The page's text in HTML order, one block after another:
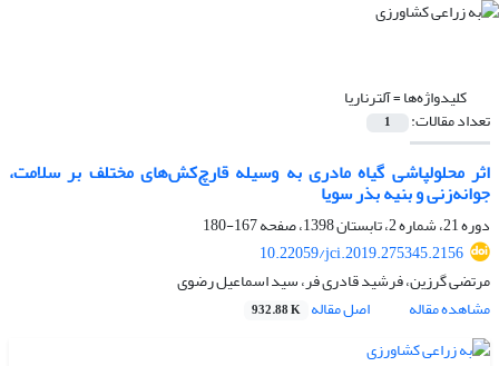
کلیدواژه‌ها =آلترناریا
تعداد مقالات: 1
اثر محلول‏پاشی گیاه مادری به وسیله قارچ‌کش‌های مختلف بر سلامت،
جوانه‌زنی و بنیه بذر سویا
دوره 21، شماره 2، تابستان 1398، صفحه
167-180
10.22059/jci.2019.275345.2156
مرتضی گرزین، فرشید قادری فر، سید اسماعیل رضوی
مشاهده مقاله
اصل مقاله 932.88 K